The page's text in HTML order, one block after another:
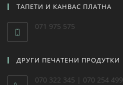
ТАПЕТИ И КАНВАС ПЛАТНА
071 975 575
ДРУГИ ПЕЧАТЕНИ ПРОДУТКИ
070 322 345 | 070 254 499